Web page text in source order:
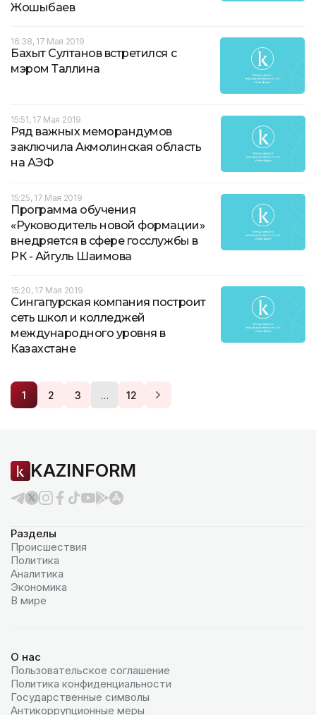
Жошыбаев
16:38, 17 Мая 2019
Бахыт Султанов встретился с
мэром Таллина
15:51, 17 Мая 2019
Ряд важных меморандумов
заключила Акмолинская область
на АЭФ
15:25, 17 Мая 2019
Программа обучения
«Руководитель новой формации»
внедряется в сфере госслужбы в
РК - Айгуль Шаимова
15:20, 17 Мая 2019
Сингапурская компания построит
сеть школ и колледжей
международного уровня в
Казахстане
1 2 3 … 12
KAZINFORM
Разделы
Происшествия
Политика
Аналитика
Экономика
В мире
О нас
Пользовательское соглашение
Политика конфиденциальности
Государственные символы
Антикоррупционные меры